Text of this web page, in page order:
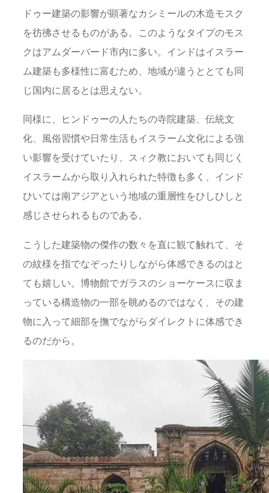
ドゥー建築の影響が顕著なカシミールの木造モスク
を彷彿させるものがある。このようなタイプのモス
クはアムダーバード市内に多い。インドはイスラー
ム建築も多様性に富むため、地域が違うととても同
じ国内に居るとは思えない。
同様に、ヒンドゥーの人たちの寺院建築、伝統文
化、風俗習慣や日常生活もイスラーム文化による強
い影響を受けていたり、スィク教においても同じく
イスラームから取り入れられた特徴も多く、インド
ひいては南アジアという地域の重層性をひしひしと
感じさせられるものである。
こうした建築物の傑作の数々を直に観て触れて、そ
の紋様を指でなぞったりしながら体感できるのはと
ても嬉しい。博物館でガラスのショーケースに収ま
っている構造物の一部を眺めるのではなく、その建
物に入って細部を撫でながらダイレクトに体感でき
るのだから。